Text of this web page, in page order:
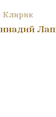
Клирик